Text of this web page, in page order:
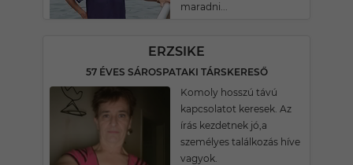
maradni...
ERZSIKE
57 ÉVES SÁROSPATAKI TÁRSKERESŐ
Komoly hosszú távú
kapcsolatot keresek. Az
írás kezdetnek jó,a
személyes találkozás híve
vagyok.